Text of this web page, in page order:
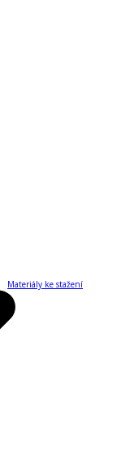
Materiály ke stažení